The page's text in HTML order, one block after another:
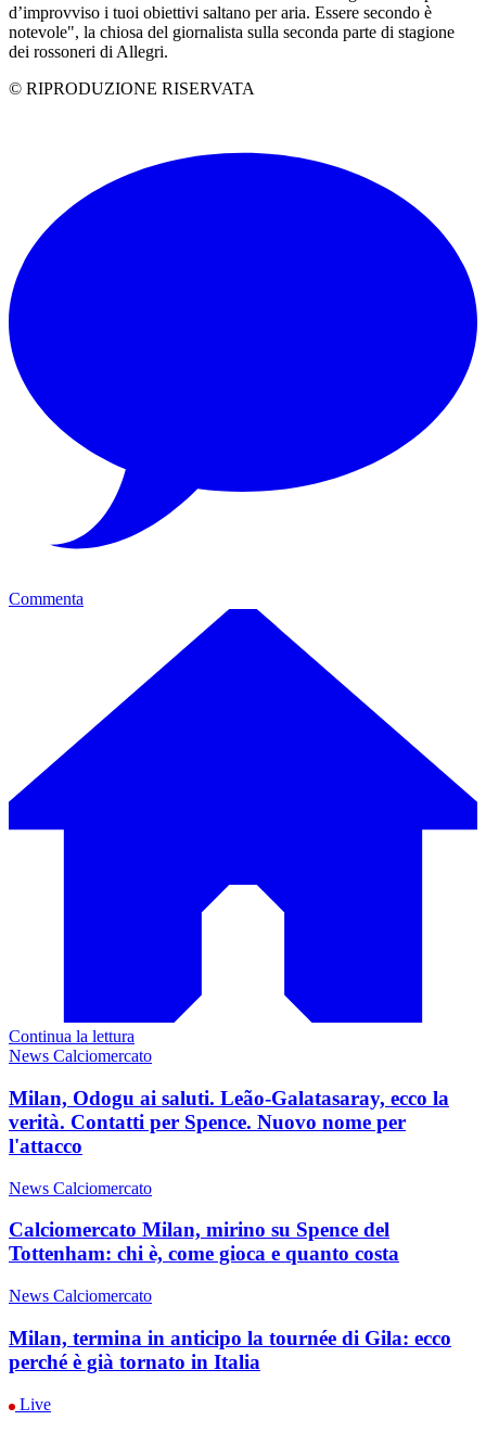
d’improvviso i tuoi obiettivi saltano per aria. Essere secondo è
notevole", la chiosa del giornalista sulla seconda parte di stagione
dei rossoneri di Allegri.
© RIPRODUZIONE RISERVATA
Commenta
Continua la lettura
News Calciomercato
Milan, Odogu ai saluti. Leão-Galatasaray, ecco la
verità. Contatti per Spence. Nuovo nome per
l'attacco
News Calciomercato
Calciomercato Milan, mirino su Spence del
Tottenham: chi è, come gioca e quanto costa
News Calciomercato
Milan, termina in anticipo la tournée di Gila: ecco
perché è già tornato in Italia
Live